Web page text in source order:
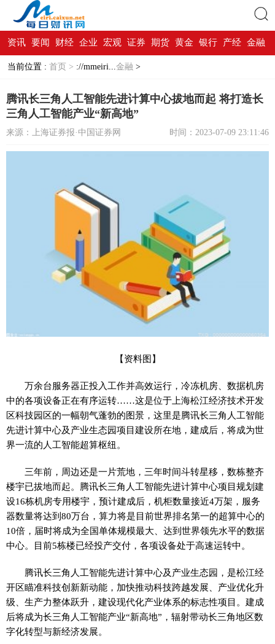
搜索
资讯 要闻 财经 企业 宏观 证券 期货 黄金 银行 产经 金融
当前位置 : 首页 > ://mmeiri...金融 >
腾讯长三角人工智能先进计算中心拔地而起 将打造长
三角人工智能产业“新高地”
来源：上海证券报·中国证券网 时间：2023-07-09 23:11:46
【资料图】
万余台服务器正投入工作并高效运行，冷冻机房、数据机房
中的各项设备正在有序运转……这是位于上海松江经济技术开发
区科技园区的一幅朝气蓬勃的图景，这里是腾讯长三角人工智能
先进计算中心及产业生态园项目建设所在地，建成后，将成为世
界一流的人工智能超算枢纽。
三年前，周边还是一片荒地，三年时间斗转星移，数栋整齐
楼宇已拔地而起。腾讯长三角人工智能先进计算中心项目规划建
设16栋机房专用楼宇，预计建成后，机柜数量接近4万架，服务
器数量将达到80万台，算力将是目前世界排名第一的超算中心的
10倍，届时将成为全国单体规模最大、达到世界领先水平的数据
中心。目前5栋楼已经投产交付，各项设备处于高速运转中。
腾讯长三角人工智能先进计算中心及产业生态园，是松江经
开区瞄准科技创新新动能，加快推动科技跨越发展、产业优化升
级、生产力整体跃升，建设现代化产业体系的标志性项目。建成
后将成为长三角人工智能产业“新高地”，辐射带动长三角地区数
字化转型与新经济发展。